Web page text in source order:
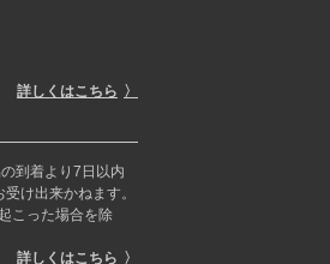
詳しくはこちら
到着より7日以内
け出来かねます。
こった場合を除
詳しくはこちら